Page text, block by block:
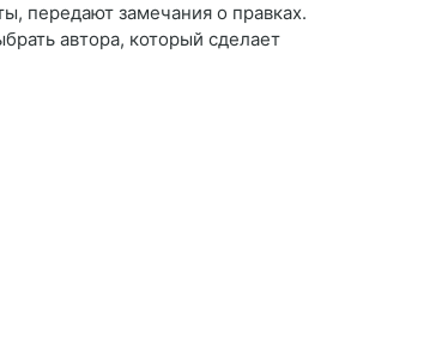
передают замечания о правках.
автора, который сделает